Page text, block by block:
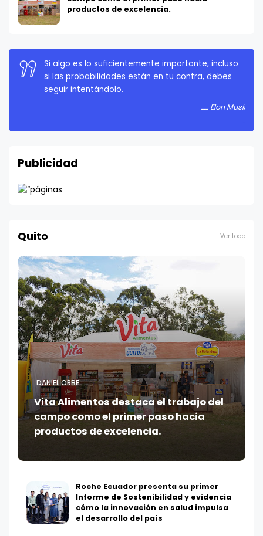
productos de excelencia.
La persistencia es muy importante. No debes
rendirte a menos que estés obligado a rendirte.
Publicidad
Quito Ver todo
DANIEL ORBE
Vita Alimentos destaca el trabajo del
campo como el primer paso hacia
productos de excelencia.
Roche Ecuador presenta su primer
Informe de Sostenibilidad y evidencia
cómo la innovación en salud impulsa
el desarrollo del país